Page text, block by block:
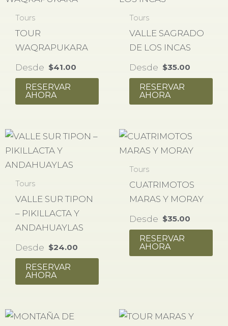
Tours
TOUR
WAQRAPUKARA
Desde $41.00
RESERVAR
AHORA
Tours
VALLE SAGRADO
DE LOS INCAS
Desde $35.00
RESERVAR
AHORA
Tours
VALLE SUR TIPON
– PIKILLACTA Y
ANDAHUAYLAS
Desde $24.00
RESERVAR
AHORA
Tours
CUATRIMOTOS
MARAS Y MORAY
Desde $35.00
RESERVAR
AHORA